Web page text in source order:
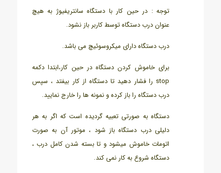
توجه : در حین کار با دستگاه سانتریفیوژ به هیچ
عنوان درب دستگاه توسط کاربر باز نشود.
درب دستگاه دارای میکروسوئیچ می باشد.
برای خاموش کردن دستگاه در حین کار،ابتدا دکمه
stop را فشار دهید تا دستگاه از کار بیفتد ، سپس
درب دستگاه را باز کرده و نمونه ها را خارج نمایید.
دستگاه به صورتی تعبیه گردیده است که اگر به هر
دلیلی درب دستگاه باز شود ، موتور آن به صورت
اتومات خاموش میشود و تا بسته شدن کامل درب ،
دستگاه شروع به کار نمی کند.